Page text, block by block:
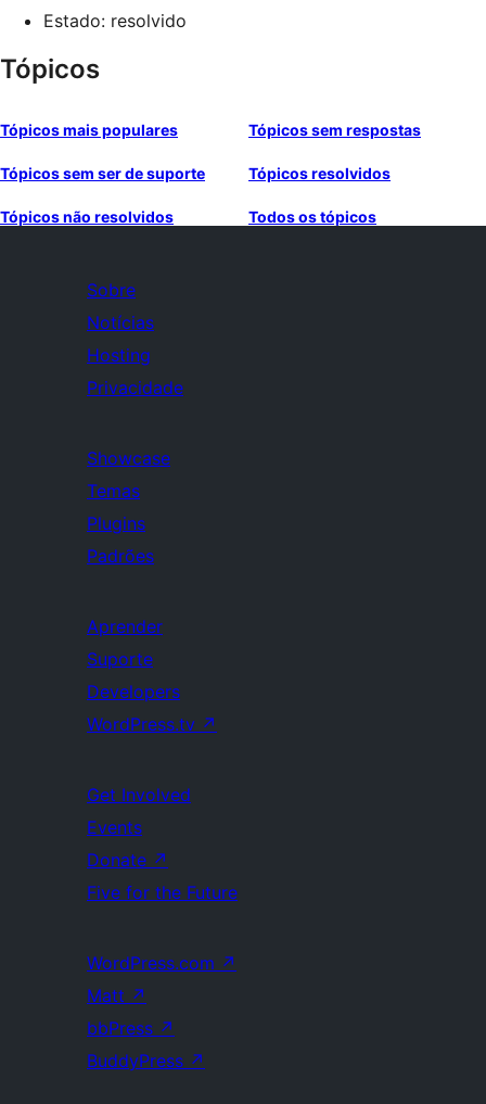
Estado: resolvido
Tópicos
Tópicos mais populares Tópicos sem respostas
Tópicos sem ser de suporte Tópicos resolvidos
Tópicos não resolvidos Todos os tópicos
Sobre
Notícias
Hosting
Privacidade
Showcase
Temas
Plugins
Padrões
Aprender
Suporte
Developers
WordPress.tv ↗
Get Involved
Events
Donate ↗
Five for the Future
WordPress.com ↗
Matt ↗
bbPress ↗
BuddyPress ↗